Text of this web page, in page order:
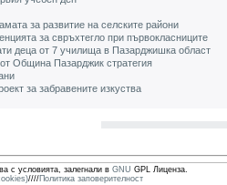
за развитие на селските райони
за свръхтегло при първокласниците
деца от 7 училища в Пазарджишка област
Община Пазарджик стратегия
за забравените изкуства
с условията, залегнали в GNU GPL Лиценза.
////Политика заповерителност